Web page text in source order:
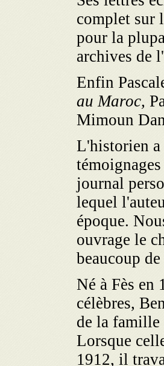
complet sur
pour la
archives de
Enfin
au Maroc,
Mimoun
L'historien a
journal
lequel
époque.
ouvrage le
beaucoup
Né à Fès en
célèbres,
de la famille
Lorsque
1912, il